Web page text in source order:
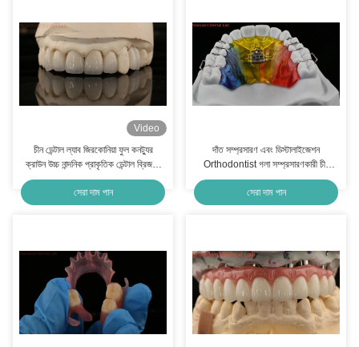
Video
চীন ডেন্টাল ল্যাব জিরকোনিয়া ফুল কনট্যুর
ক্রাউন উচ্চ নান্দনিক প্রাকৃতিক ডেন্টাল ব্রিজ 5
বছরের গ্যারান্টি
সেরা দাম পান
দাঁত সম্প্রসারণ এবং ডিস্টালাইজেশন
Orthodontist গলা সম্প্রসারণকারী চীন
ডেন্টাল ল্যাব
সেরা দাম পান